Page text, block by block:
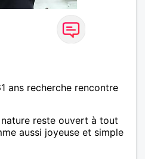
ans recherche rencontre
reste ouvert à tout
aussi joyeuse et simple